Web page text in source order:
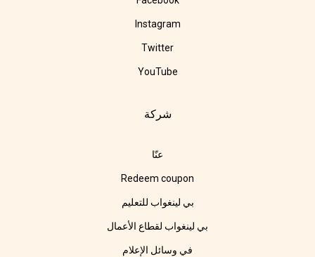
Instagram
Twitter
YouTube
شركة
عنّا
Redeem coupon
بي لينغواب للتعليم
بي لينغواب لقطاع الأعمال
في وسائل الإعلام